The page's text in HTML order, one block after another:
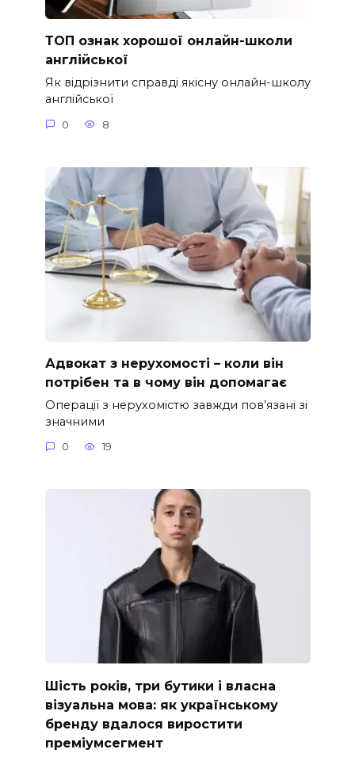
ТОП ознак хорошої онлайн-школи
англійської
Як відрізнити справді якісну онлайн-школу
англійської
0 8
Адвокат з нерухомості – коли він
потрібен та в чому він допомагає
Операції з нерухомістю завжди пов’язані зі
значними
0 19
Шість років, три бутики і власна
візуальна мова: як українському
бренду вдалося виростити
преміумсегмент